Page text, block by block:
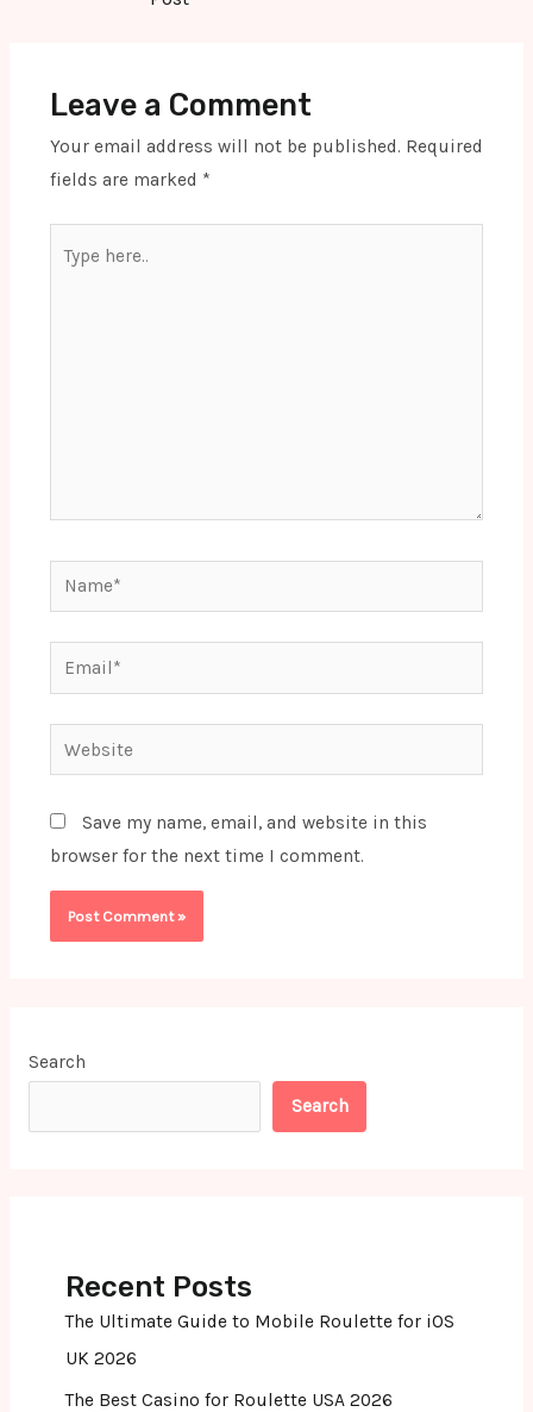
Leave a Comment
Your email address will not be published. Required
fields are marked *
here..
Name*
Email*
Website
Save my name, email, and website in this
browser for the next time I comment.
Search
Search
Recent Posts
The Ultimate Guide to Mobile Roulette for iOS
UK 2026
The Best Casino for Roulette USA 2026